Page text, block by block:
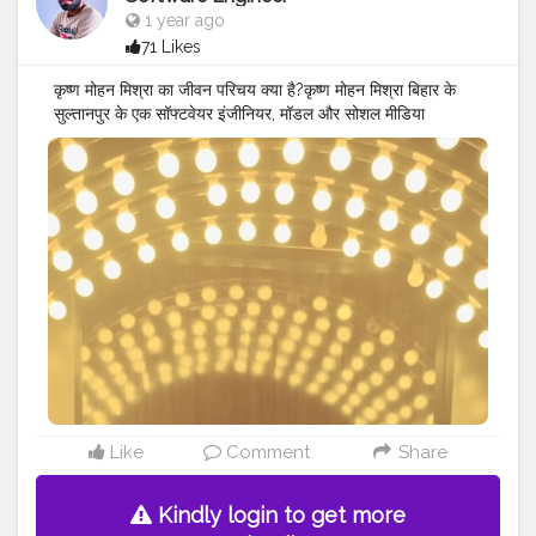
1 year ago
71 Likes
कृष्ण मोहन मिश्रा का जीवन परिचय क्या है?कृष्ण मोहन मिश्रा बिहार के
सुल्तानपुर के एक सॉफ्टवेयर इंजीनियर, मॉडल और सोशल मीडिया
सेलिब्रिटी हैं। जन्म: 10 अप्रैल, 2001 को जन्मे। शिक्षा: उन्होंने भुवनेश्वर,
ओडिशा में पढ़ाई की। निवास: वे वर्तमान में भुवनेश्वर इन्फोसिटी, पटिया,
ओडिशा में रहते हैं के लिए जाना जाता है: वे एक लोकप्रिय सोशल मीडिया
सेलिब्रिटी और भारत के सबसे युवा डिजिटल उद्यमियों में से एक हैं।
MR.KRISHNA101_OFFICIAL
#KRISHNA MOHAN MISHRA
SOFTWARE ENGINEER
MOHAN MISHRA ✨
❤️#MODEL #CELEBRITY
#SULTANPUR
#MOHIUDDINNAGAR #BIHAR
#INDIA
#BHUBANESWAR
#ODISHA #ENGINEER #NIT
OUT #DIGITAL CREATOR CELEBRITY YOUNG
ENTREPRENEUR#KINGOF SULTANPUR
Like Comment Share
Kindly login to get more